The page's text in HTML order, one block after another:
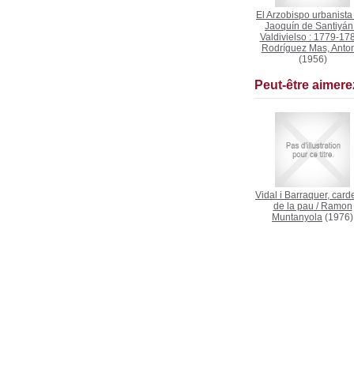
El Arzobispo urbanista
Jaoquín de
Valdivielso : 1779-
Rodríguez Mas,
(1956)
Peut-être
Vidal i Barraquer,
de la pau / Ramon
Muntanyola (1976)